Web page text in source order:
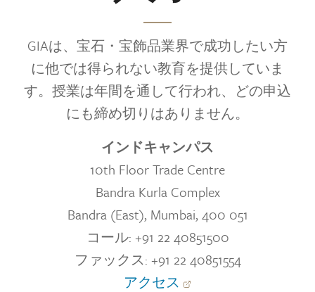
GIAは、宝石・宝飾品業界で成功したい方
に他では得られない教育を提供していま
す。授業は年間を通して行われ、どの申込
にも締め切りはありません。
インドキャンパス
10th Floor Trade Centre
Bandra Kurla Complex
Bandra (East), Mumbai, 400 051
コー​​ル: +91 22 40851500
ファックス: +91 22 40851554
アクセス